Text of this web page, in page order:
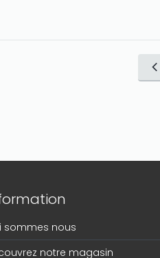
sommes nous
notre magasin